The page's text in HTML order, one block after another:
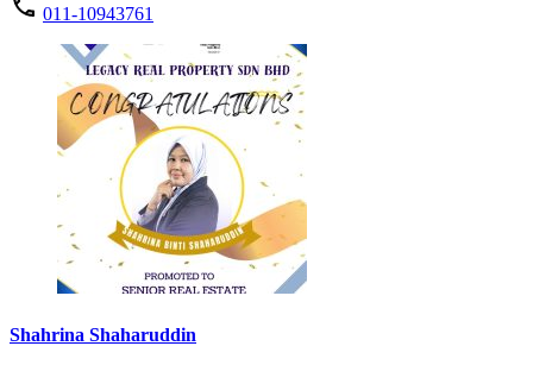
011-10943761
Shahrina Shaharuddin